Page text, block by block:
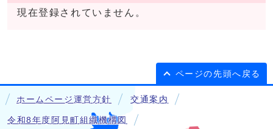
現在登録されていません。
ページの先頭へ戻る
ホームページ運営方針 交通案内
令和8年度阿見町組織機構図